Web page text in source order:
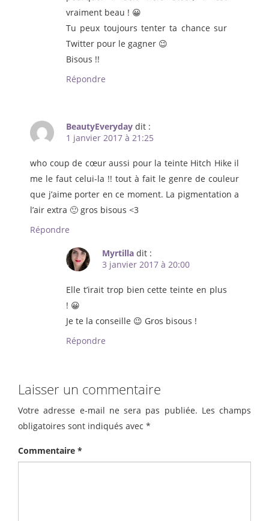
vraiment beau ! 😀
Tu peux toujours tenter ta chance sur
Twitter pour le gagner 😉
Bisous !!
Répondre
BeautyEveryday dit :
1 janvier 2017 à 21:25
who coup de cœur aussi pour la teinte Hitch Hike il
me le faut celui-la !! tout à fait le genre de couleur
que j’aime porter en ce moment. La pigmentation a
l’air extra 🙂 gros bisous <3
Répondre
Myrtilla dit :
3 janvier 2017 à 20:00
Elle t’irait trop bien cette teinte en plus
! 😀
Je te la conseille 😉 Gros bisous !
Répondre
Laisser un commentaire
Votre adresse e-mail ne sera pas publiée. Les champs
obligatoires sont indiqués avec *
Commentaire *